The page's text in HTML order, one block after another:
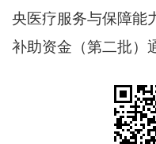
央医疗服务与保障能
补助资金（第二批）